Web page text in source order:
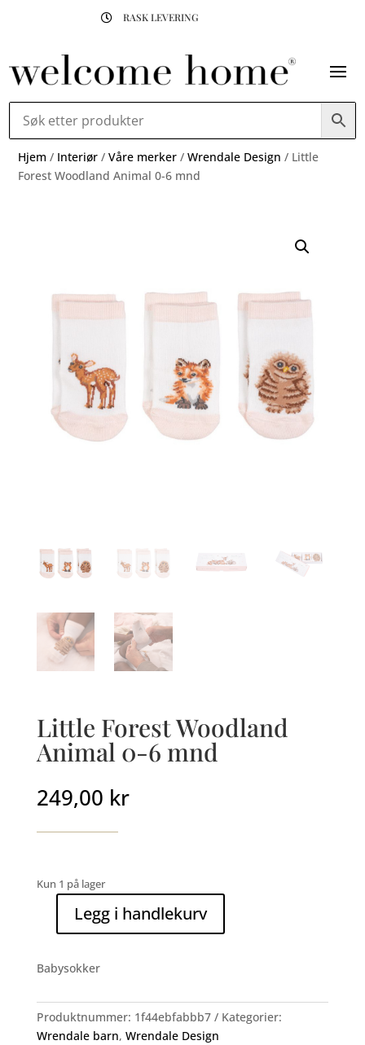
 RASK LEVERING
Hjem / Interiør /Våre merker /Wrendale Design / Little
Forest Woodland Animal 0-6 mnd
Little Forest Woodland
Animal 0-6 mnd
249,00 kr
Kun 1 på lager
Woodland
Animal
6
mnd
Legg i handlekurv
Babysokker
Produktnummer: 1f44ebfabbb7
Kategorier:
Wrendale barn, Wrendale Design